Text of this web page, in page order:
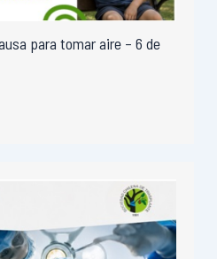
para tomar aire – 6 de